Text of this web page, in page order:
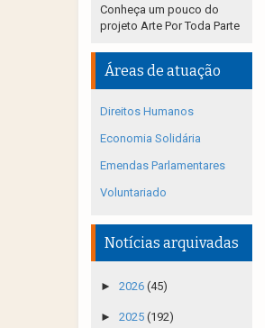
Conheça um pouco do
projeto Arte Por Toda Parte
Áreas de atuação
Direitos Humanos
Economia Solidária
Emendas Parlamentares
Voluntariado
Notícias arquivadas
► 2026 (45)
► 2025 (192)